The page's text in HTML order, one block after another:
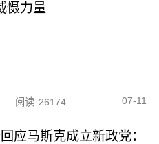
慑力量
阅读 26174 07-11
应马斯克成立新政党：